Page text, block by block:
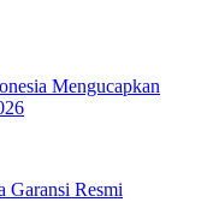
Mengucapkan
Garansi Resmi